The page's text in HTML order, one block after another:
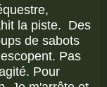
la piste. Des
de sabots
Pas
Pour